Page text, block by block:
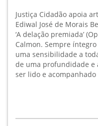
Justiça Cidadão apoia
Ediwal José de Morais
‘A delação premiada’
Calmon. Sempre
uma sensibilidade a
de uma profundidade e
ser lido e